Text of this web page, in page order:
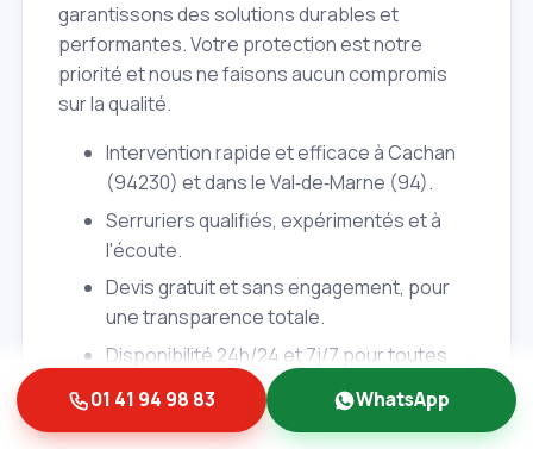
garantissons des solutions durables et
performantes. Votre protection est notre
priorité et nous ne faisons aucun compromis
sur la qualité.
Intervention rapide et efficace à Cachan
(94230) et dans le Val‑de‑Marne (94).
Serruriers qualifiés, expérimentés et à
l'écoute.
Devis gratuit et sans engagement, pour
une transparence totale.
Disponibilité 24h/24 et 7j/7 pour toutes
vos urgences serrurerie.
Conseils personnalisés pour une solution
01 41 94 98 83 WhatsApp